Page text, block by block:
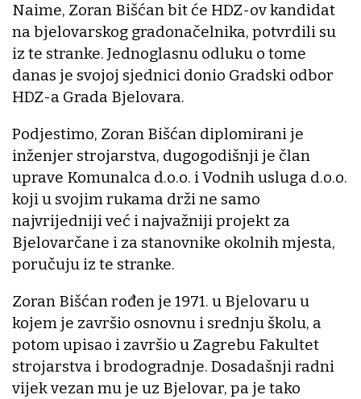
Naime, Zoran Bišćan bit će HDZ-ov kandidat
na bjelovarskog gradonačelnika, potvrdili su
iz te stranke. Jednoglasnu odluku o tome
danas je svojoj sjednici donio Gradski odbor
HDZ-a Grada Bjelovara.
Podjestimo, Zoran Bišćan diplomirani je
inženjer strojarstva, dugogodišnji je član
uprave Komunalca d.o.o. i Vodnih usluga d.o.o.
koji u svojim rukama drži ne samo
najvrijedniji već i najvažniji projekt za
Bjelovarčane i za stanovnike okolnih mjesta,
poručuju iz te stranke.
Zoran Bišćan rođen je 1971. u Bjelovaru u
kojem je završio osnovnu i srednju školu, a
potom upisao i završio u Zagrebu Fakultet
strojarstva i brodogradnje. Dosadašnji radni
vijek vezan mu je uz Bjelovar, pa je tako